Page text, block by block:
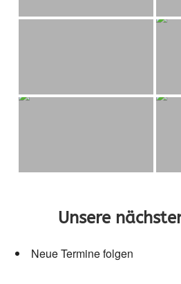
Unsere
Neue Termine folgen